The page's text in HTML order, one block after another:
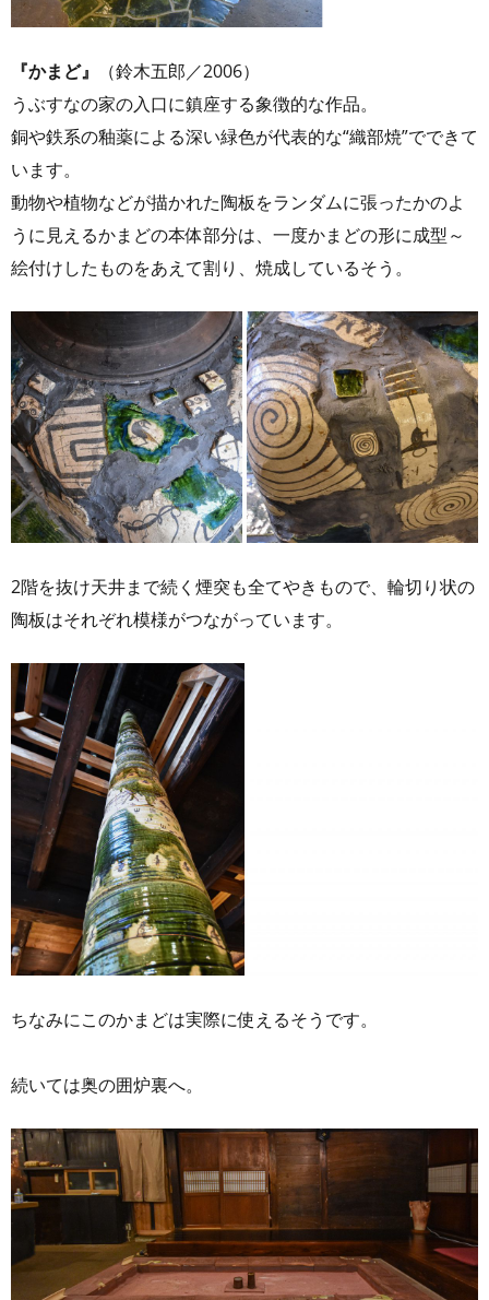
『かまど』
（鈴木五郎／2006）
うぶすなの家の入口に鎮座する象徴的な作品。
銅や鉄系の釉薬による深い緑色が代表的な“織部焼”でできて
います。
動物や植物などが描かれた陶板をランダムに張ったかのよ
うに見えるかまどの本体部分は、一度かまどの形に成型～
絵付けしたものをあえて割り、焼成しているそう。
2階を抜け天井まで続く煙突も全てやきもので、輪切り状の
陶板はそれぞれ模様がつながっています。
ちなみにこのかまどは実際に使えるそうです。
続いては奥の囲炉裏へ。